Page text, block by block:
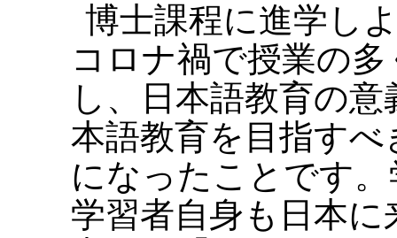
博士課程に進学し
コロナ禍で授業の
し、日本語教育の
本語教育を目指す
になったことです
学習者自身も日本